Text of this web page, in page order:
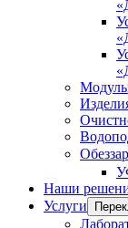
Наши
Услуги